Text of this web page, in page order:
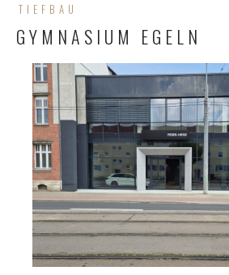
TIEFBAU
GYMNASIUM EGELN